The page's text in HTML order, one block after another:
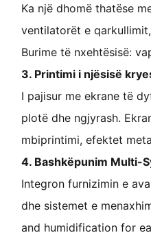
Ka një dhomë thatëse
ventilatorët e
Burime të nxehtësisë:
3. Printimi i njësisë
I pajisur me ekrane të
plotë dhe ngjyrash.
mbiprintimi, efektet
4. Bashkëpunim Multi-
Integron furnizimin e
dhe sistemet e
and humidification for